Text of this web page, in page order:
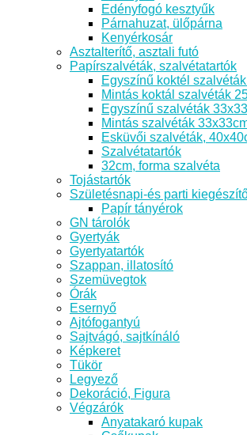
Edényfogó kesztyűk
Párnahuzat, ülőpárna
Kenyérkosár
Asztalterítő, asztali futó
Papírszalvéták, szalvétatartók
Egyszínű koktél
Mintás koktál szalvéták
Egyszínű szalvéták
Mintás szalvéták
Esküvői szalvéták,
Szalvétatartók
32cm, forma szalvéta
Tojástartók
Születésnapi-és parti
Papír tányérok
GN tárolók
Gyertyák
Gyertyatartók
Szappan, illatosító
Szemüvegtok
Órák
Esernyő
Ajtófogantyú
Sajtvágó, sajtkínáló
Képkeret
Tükör
Legyező
Dekoráció, Figura
Végzárók
Anyatakaró kupak